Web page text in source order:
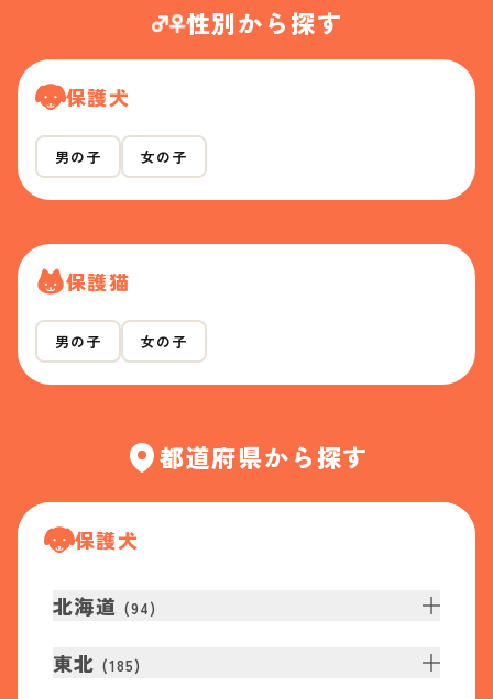
性別から探す
保護犬
男の子 女の子
保護猫
男の子 女の子
都道府県から探す
保護犬
北海道 (94)
東北 (185)